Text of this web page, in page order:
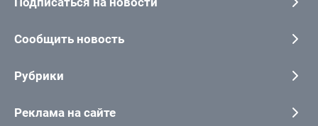
Сообщить новость
Рубрики
Реклама на сайте